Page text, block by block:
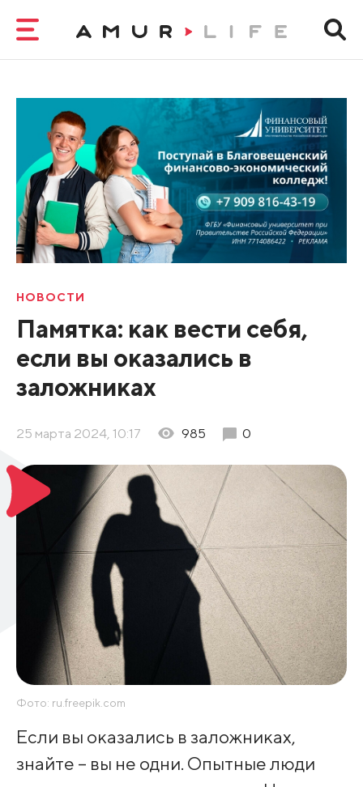
НОВОСТИ
Памятка: как вести себя,
если вы оказались в
заложниках
25 марта 2024, 10:17 985 0
Фото: ru.freepik.com
Если вы оказались в заложниках,
знайте – вы не одни. Опытные люди